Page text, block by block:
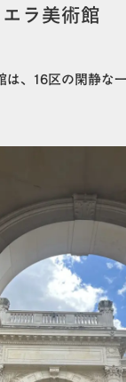
ラ美術館
は、16区の閑静な